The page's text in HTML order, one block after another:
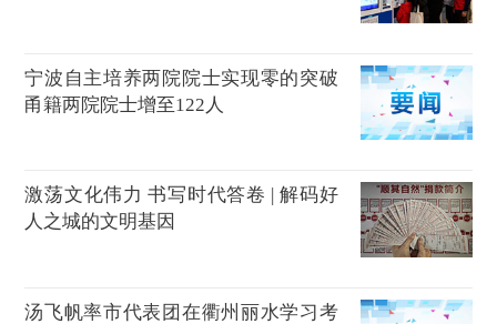
宁波自主培养两院院士实现零的突破
甬籍两院院士增至122人
激荡文化伟力 书写时代答卷 | 解码好
人之城的文明基因
汤飞帆率市代表团在衢州丽水学习考